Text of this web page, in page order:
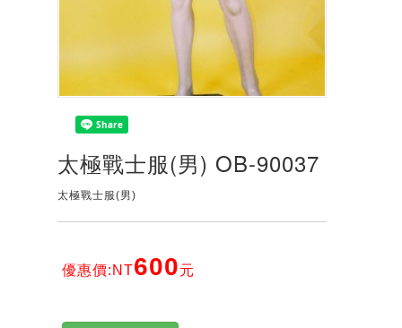
太極戰士服(男) OB-90037
太極戰士服(男)
優惠價:NT600元